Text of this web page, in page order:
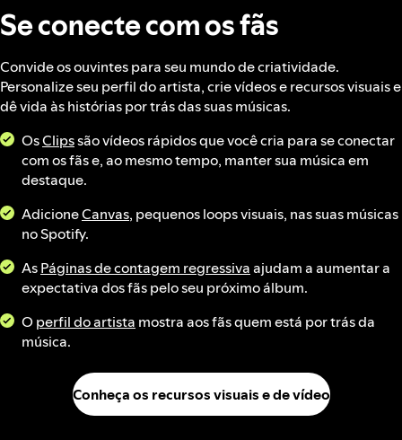
Se conecte com os fãs
Convide os ouvintes para seu mundo de criatividade.
Personalize seu perfil do artista, crie vídeos e recursos visuais e
dê vida às histórias por trás das suas músicas.
OsClipssão vídeos rápidos que você cria para se conectar
com os fãs e, ao mesmo tempo, manter sua música em
destaque.
AdicioneCanvas, pequenos loops visuais, nas suas músicas
no Spotify.
AsPáginas de contagem regressivaajudam a aumentar a
expectativa dos fãs pelo seu próximo álbum.
Operfil do artista mostra aos fãs quem está por trás da
música.
Conheça os recursos visuais e de vídeo